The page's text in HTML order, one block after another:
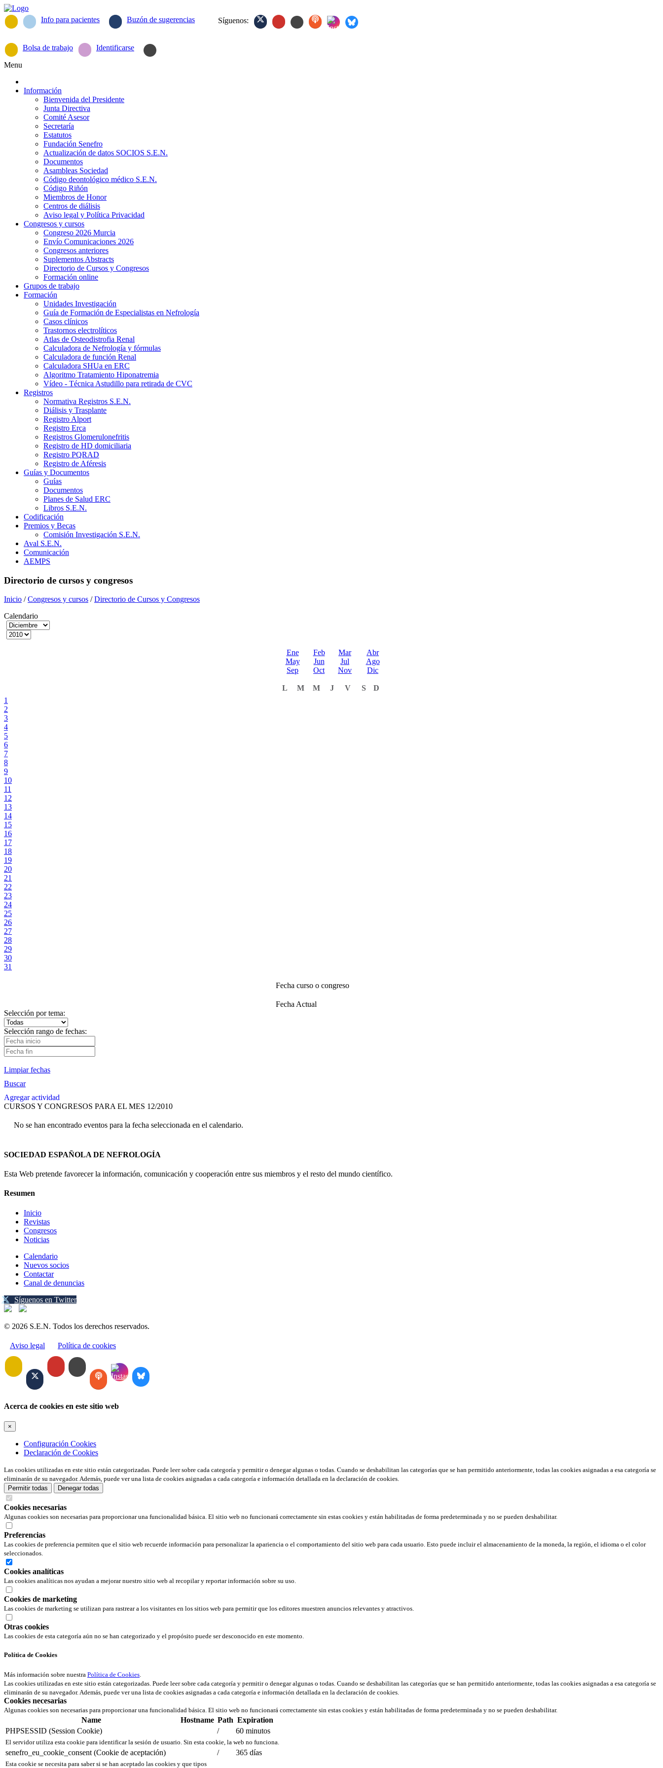
Info para pacientes Buzón de sugerencias Síguenos:
Bolsa de trabajo Identificarse
Menu
Información
Bienvenida del Presidente
Junta Directiva
Comité Asesor
Secretaría
Estatutos
Fundación Senefro
Actualización de datos SOCIOS S.E.N.
Documentos
Asambleas Sociedad
Código deontológico médico S.E.N.
Código Riñón
Miembros de Honor
Centros de diálisis
Aviso legal y Política Privacidad
Congresos y cursos
Congreso 2026 Murcia
Envío Comunicaciones 2026
Congresos anteriores
Suplementos Abstracts
Directorio de Cursos y Congresos
Formación online
Grupos de trabajo
Formación
Unidades Investigación
Guía de Formación de Especialistas en Nefrología
Casos clínicos
Trastornos electrolíticos
Atlas de Osteodistrofia Renal
Calculadora de Nefrología y fórmulas
Calculadora de función Renal
Calculadora SHUa en ERC
Algoritmo Tratamiento Hiponatremia
Vídeo - Técnica Astudillo para retirada de CVC
Registros
Normativa Registros S.E.N.
Diálisis y Trasplante
Registro Alport
Registro Erca
Registros Glomerulonefritis
Registro de HD domiciliaria
Registro PQRAD
Registro de Aféresis
Guías y Documentos
Guías
Documentos
Planes de Salud ERC
Libros S.E.N.
Codificación
Premios y Becas
Comisión Investigación S.E.N.
Aval S.E.N.
Comunicación
AEMPS
Directorio de cursos y congresos
Inicio /Congresos y cursos /Directorio de Cursos y Congresos
Calendario
Ene Feb Mar
Abr
May
Jun Jul
Ago
Sep
Oct Nov Dic
L M M J V S
D
1
2
3
4
5
6
7
8
9
10
11
12
13
14
15
16
17
18
19
20
21
22
23
24
25
26
27
28
29
30
31
Fecha curso o congreso
Fecha Actual
Selección por tema:
Selección rango de fechas:
Limpiar fechas
Buscar
Agregar actividad
CURSOS Y CONGRESOS PARA EL MES 12/2010
No se han encontrado eventos para la fecha seleccionada en el calendario.
SOCIEDAD ESPAÑOLA DE NEFROLOGÍA
Esta Web pretende favorecer la información, comunicación y cooperación entre sus miembros y el resto del mundo científico.
Resumen
Inicio
Revistas
Congresos
Noticias
Calendario
Nuevos socios
Contactar
Canal de denuncias
Síguenos en Twitter
© 2026 S.E.N. Todos los derechos reservados.
Aviso legal Política de cookies
Acerca de cookies en este sitio web
×
Configuración Cookies
Declaración de Cookies
Las cookies utilizadas en este sitio están categorizadas. Puede leer sobre cada categoría y permitir o denegar algunas o todas. Cuando se deshabilitan las categorías que se han permitido anteriormente, todas las cookies asignadas a esa categoría se
eliminarán de su navegador. Además, puede ver una lista de cookies asignadas a cada categoría e información detallada en la declaración de cookies.
Permitir todas
Denegar todas
Cookies necesarias
Algunas cookies son necesarias para proporcionar una funcionalidad básica. El sitio web no funcionará correctamente sin estas cookies y están habilitadas de forma predeterminada y no se pueden deshabilitar.
Preferencias
Las cookies de preferencia permiten que el sitio web recuerde información para personalizar la apariencia o el comportamiento del sitio web para cada usuario. Esto puede incluir el almacenamiento de la moneda, la región, el idioma o el color
seleccionados.
Cookies analíticas
Las cookies analíticas nos ayudan a mejorar nuestro sitio web al recopilar y reportar información sobre su uso.
Cookies de marketing
Las cookies de marketing se utilizan para rastrear a los visitantes en los sitios web para permitir que los editores muestren anuncios relevantes y atractivos.
Otras cookies
Las cookies de esta categoría aún no se han categorizado y el propósito puede ser desconocido en este momento.
Política de Cookies
Más información sobre nuestra Política de Cookies.
Las cookies utilizadas en este sitio están categorizadas. Puede leer sobre cada categoría y permitir o denegar algunas o todas. Cuando se deshabilitan las categorías que se han permitido anteriormente, todas las cookies asignadas a esa categoría se
eliminarán de su navegador. Además, puede ver una lista de cookies asignadas a cada categoría e información detallada en la declaración de cookies.
Cookies necesarias
Algunas cookies son necesarias para proporcionar una funcionalidad básica. El sitio web no funcionará correctamente sin estas cookies y están habilitadas de forma predeterminada y no se pueden deshabilitar.
Name Hostname Path Expiration
PHPSESSID (Session Cookie)
/ 60 minutos
El servidor utiliza esta cookie para identificar la sesión de usuario. Sin esta cookie, la web no funciona.
senefro_eu_cookie_consent (Cookie de aceptación) / 365 días
Esta cookie se necesita para saber si se han aceptado las cookies y que tipos